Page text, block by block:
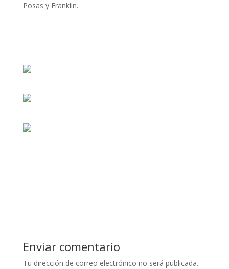
Posas y Franklin.
Enviar comentario
Tu dirección de correo electrónico no será publicada.